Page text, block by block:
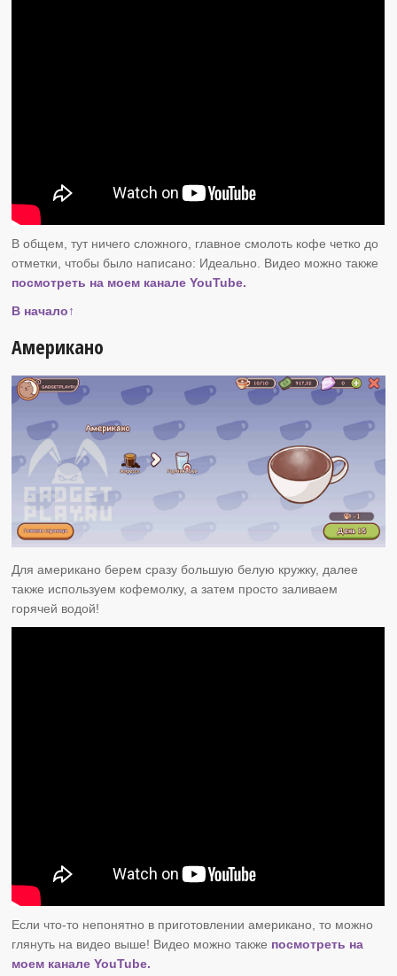
В общем, тут ничего сложного, главное смолоть кофе четко до
отметки, чтобы было написано: Идеально. Видео можно также
посмотреть на моем канале YouTube.
В начало↑
Американо
Для американо берем сразу большую белую кружку, далее
также используем кофемолку, а затем просто заливаем
горячей водой!
Если что-то непонятно в приготовлении американо, то можно
глянуть на видео выше! Видео можно также посмотреть на
моем канале YouTube.